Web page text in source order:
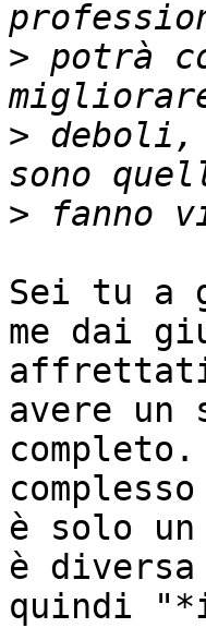
> potrà
> deboli,
>
Sei tu a
me dai
avere un
è solo un
è
quindi